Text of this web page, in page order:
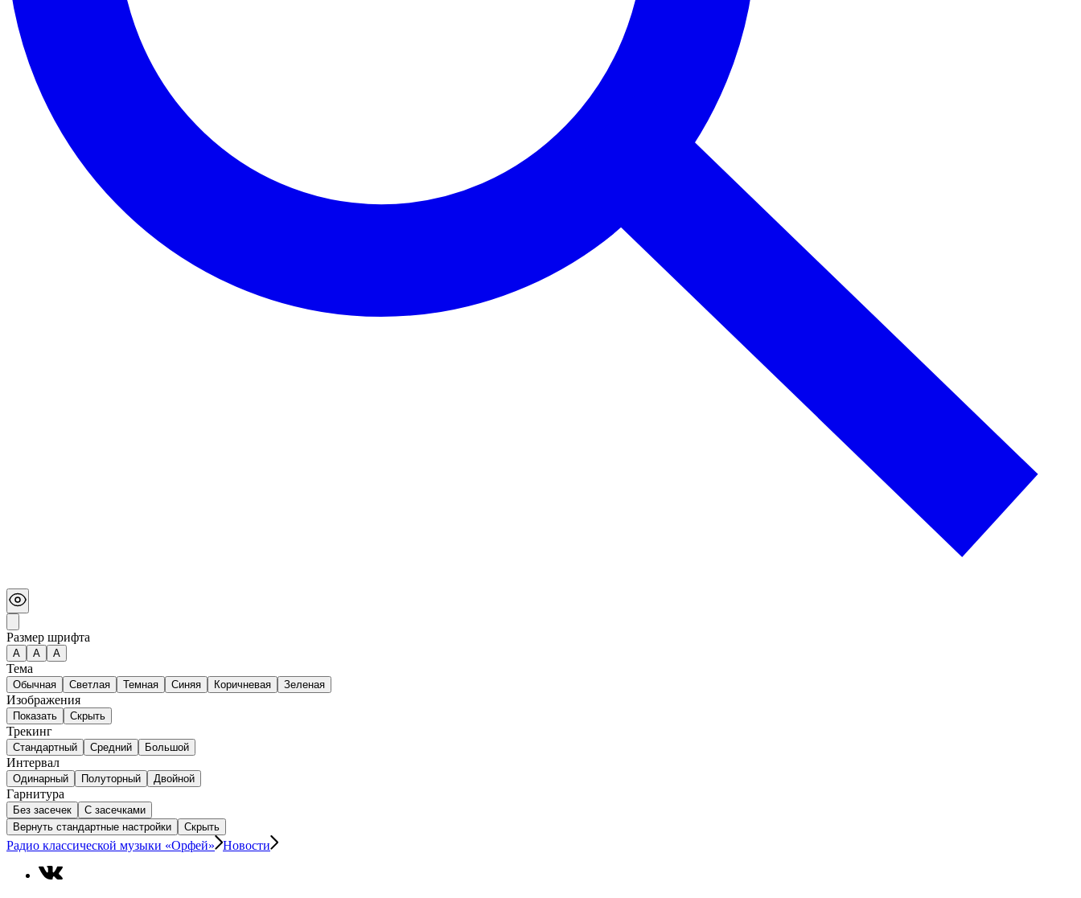
Размер шрифта
А A A
Тема
Обычная Светлая Темная Синяя Коричневая Зеленая
Изображения
Показать Скрыть
Трекинг
Стандартный Средний Большой
Интервал
Одинарный Полуторный Двойной
Гарнитура
Без засечек
С засечками
Вернуть стандартные настройки
Скрыть
Радио классической музыки «Орфей» Новости